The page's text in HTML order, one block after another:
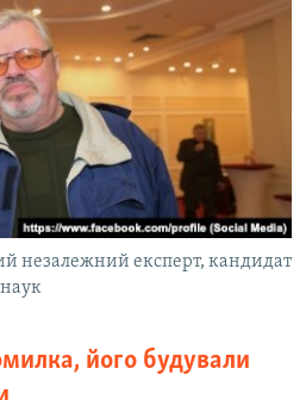
незалежний експерт, кандидат
його будували